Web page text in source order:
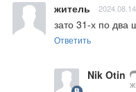
житель
зато 31-х по два
Ответить
Nik Otin